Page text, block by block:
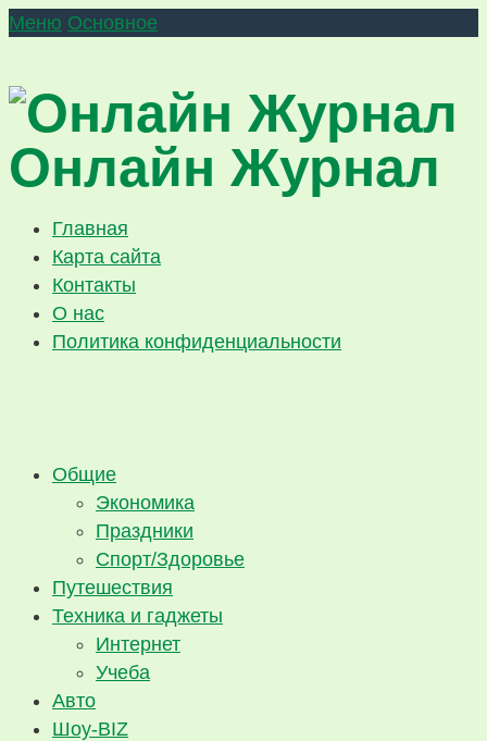
Меню Основное
Онлайн Журнал
Главная
Карта сайта
Контакты
О нас
Политика конфиденциальности
Общие
Экономика
Праздники
Спорт/Здоровье
Путешествия
Техника и гаджеты
Интернет
Учеба
Авто
Шоу-BIZ